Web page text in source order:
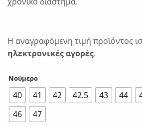
Η αναγραφόμενη τιμή προϊόντος
ηλεκτρονικές αγορές.
Νούμερο
40 41 42 42.5 43 44
46
47